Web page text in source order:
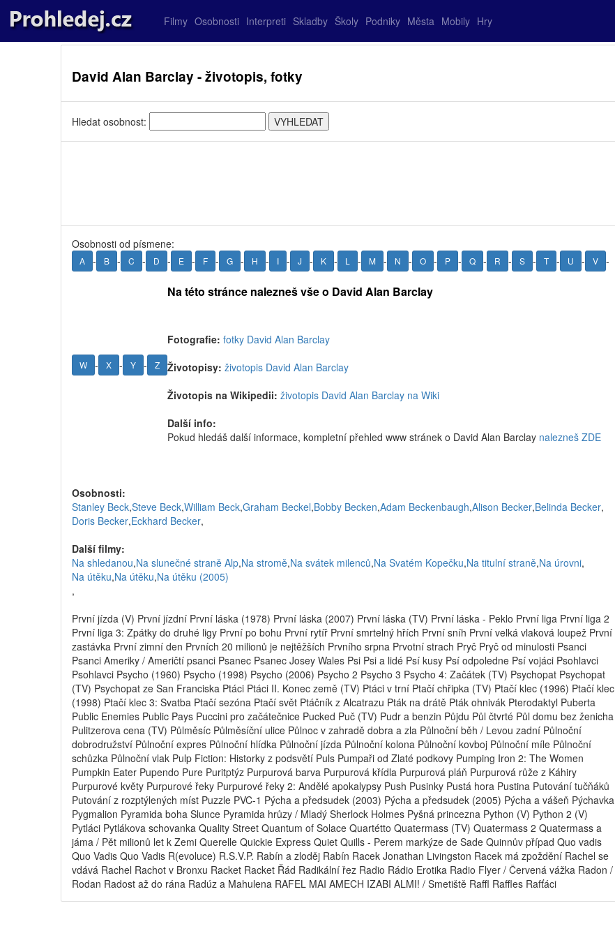
Filmy Osobnosti Interpreti Skladby Školy Podniky Města Mobily Hry
David Alan Barclay - životopis, fotky
Hledat osobnost:
Osobnosti od písmene:
A - B - C - D - E - F - G - H - I - J - K - L - M - N - O - P - Q - R - S - T - U - V -
W - X - Y - Z
Na této stránce nalezneš vše o David Alan Barclay
Fotografie: fotky David Alan Barclay
Životopisy: životopis David Alan Barclay
Životopis na Wikipedii: životopis David Alan Barclay na Wiki
Další info:
Pokud hledáš další informace, kompletní přehled www stránek o David Alan Barclay nalezneš ZDE
Osobnosti:
Stanley Beck,Steve Beck,William Beck,Graham Beckel,Bobby Becken,Adam Beckenbaugh,Alison Becker,Belinda Becker,
Doris Becker,Eckhard Becker,
Další filmy:
Na shledanou,Na slunečné straně Alp,Na stromě,Na svátek milenců,Na Svatém Kopečku,Na titulní straně,Na úrovni,
Na útěku,Na útěku,Na útěku (2005)
,
První jízda (V) První jízdní První láska (1978) První láska (2007) První láska (TV) První láska - Peklo První liga První liga 2
První liga 3: Zpátky do druhé ligy První po bohu První rytíř První smrtelný hřích První sníh První velká vlaková loupež První
zastávka První zimní den Prvních 20 milionů je nejtěžších Prvního srpna Prvotní strach Pryč Pryč od minulosti Psanci
Psanci Ameriky / Američtí psanci Psanec Psanec Josey Wales Psi Psi a lidé Psí kusy Psí odpoledne Psí vojáci Psohlavci
Psohlavci Psycho (1960) Psycho (1998) Psycho (2006) Psycho 2 Psycho 3 Psycho 4: Začátek (TV) Psychopat Psychopat
(TV) Psychopat ze San Franciska Ptáci Ptáci II. Konec země (TV) Ptáci v trní Ptačí chřipka (TV) Ptačí klec (1996) Ptačí klec
(1998) Ptačí klec 3: Svatba Ptačí sezóna Ptačí svět Ptáčník z Alcatrazu Pták na drátě Pták ohnivák Pterodaktyl Puberta
Public Enemies Public Pays Puccini pro začátečnice Pucked Puč (TV) Pudr a benzin Půjdu Půl čtvrté Půl domu bez ženicha
Pulitzerova cena (TV) Půlměsíc Půlměsíční ulice Půlnoc v zahradě dobra a zla Půlnoční běh / Levou zadní Půlnoční
dobrodružství Půlnoční expres Půlnoční hlídka Půlnoční jízda Půlnoční kolona Půlnoční kovboj Půlnoční míle Půlnoční
schůzka Půlnoční vlak Pulp Fiction: Historky z podsvětí Puls Pumpaři od Zlaté podkovy Pumping Iron 2: The Women
Pumpkin Eater Pupendo Pure Puritptýz Purpurová barva Purpurová křídla Purpurová pláň Purpurová růže z Káhiry
Purpurové květy Purpurové řeky Purpurové řeky 2: Andělé apokalypsy Push Pusinky Pustá hora Pustina Putování tučňáků
Putování z rozptýlených míst Puzzle PVC-1 Pýcha a předsudek (2003) Pýcha a předsudek (2005) Pýcha a vášeň Pýchavka
Pygmalion Pyramida boha Slunce Pyramida hrůzy / Mladý Sherlock Holmes Pyšná princezna Python (V) Python 2 (V)
Pytláci Pytlákova schovanka Quality Street Quantum of Solace Quartétto Quatermass (TV) Quatermass 2 Quatermass a
jáma / Pět milionů let k Zemi Querelle Quickie Express Quiet Quills - Perem markýze de Sade Quinnův případ Quo vadis
Quo Vadis Quo Vadis R(evoluce) R.S.V.P. Rabín a zloděj Rabín Racek Jonathan Livingston Racek má zpoždění Rachel se
vdává Rachel Rachot v Bronxu Racket Racket Řád Radikální řez Radio Rádio Erotika Radio Flyer / Červená vážka Radon /
Rodan Radost až do rána Radúz a Mahulena RAFEL MAI AMECH IZABI ALMI! / Smetiště Raffl Raffles Rafťáci